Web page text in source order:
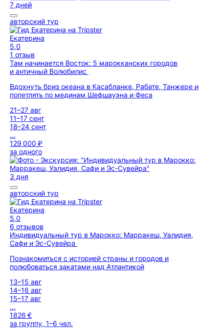
7 дней
авторский тур
Екатерина
5,0
1 отзыв
Там начинается Восток: 5 марокканских городов
и античный Волюбилис
Вдохнуть бриз океана в Касабланке, Рабате, Танжере и
попетлять по мединам Шефшауэна и Феса
21–27 авг
11–17 сент
18–24 сент
...
129 000 ₽
за одного
3 дня
авторский тур
Екатерина
5,0
6 отзывов
Индивидуальный тур в Марокко: Марракеш, Уалидия,
Сафи и Эс-Сувейра
Познакомиться с историей страны и городов и
полюбоваться закатами над Атлантикой
13–15 авг
14–16 авг
15–17 авг
...
1826 €
за группу, 1–6 чел.